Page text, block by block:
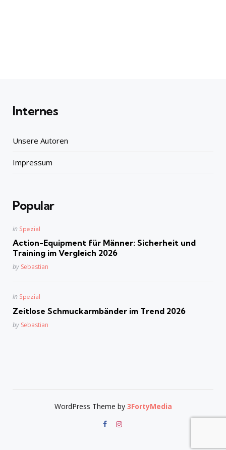
Internes
Unsere Autoren
Impressum
Popular
Posted
in Spezial
Action-Equipment für Männer: Sicherheit und
Training im Vergleich 2026
Posted
by Sebastian
Posted
in Spezial
Zeitlose Schmuckarmbänder im Trend 2026
Posted
by Sebastian
WordPress Theme by 3FortyMedia